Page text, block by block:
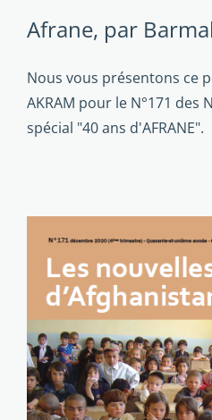
Afrane, par
Nous vous présentons ce
AKRAM pour le N°171 des
spécial "40 ans d'AFRANE".